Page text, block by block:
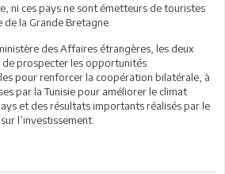
ni ces pays ne sont émetteurs de touristes
la Grande Bretagne.
des Affaires étrangères, les deux
prospecter les opportunités
pour renforcer la coopération bilatérale, à
par la Tunisie pour améliorer le climat
et des résultats importants réalisés par le
l’investissement.